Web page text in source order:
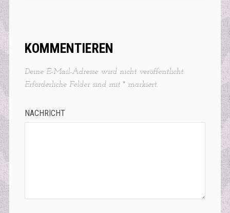
KOMMENTIEREN
Deine E-Mail-Adresse wird nicht veröffentlicht.
Erforderliche Felder sind mit *markiert.
NACHRICHT